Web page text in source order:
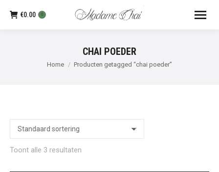
€0.00 0
CHAI POEDER
Je bent hier:
Home Producten getagged “chai poeder”
Toont alle 3 resultaten